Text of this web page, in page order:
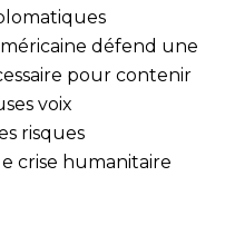
défend une
pour contenir
voix
risques
crise humanitaire